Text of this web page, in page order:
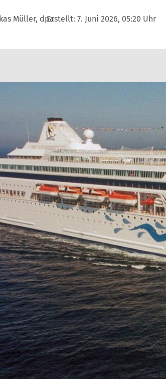
Müller, dpaErstellt: 7. Juni 2026, 05:20 Uhr